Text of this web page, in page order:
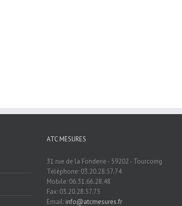
ATC MESURES
31 rue de la Fonderie - 59202 - Tourcoing
Téléphone: 03.20.28.57.74
Mobile: 06.31.66.28.48
Fax: 03.20.28.57.75
Email: info@atcmesures.fr